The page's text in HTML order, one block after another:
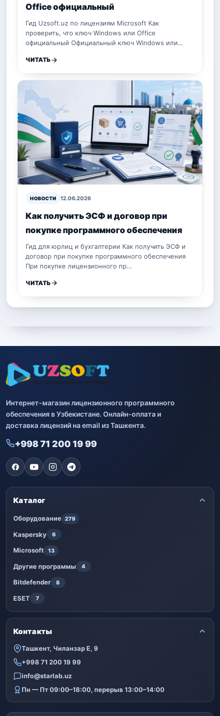
Office официальный
Гид Uzsoft.uz по лицензиям Microsoft Как
проверить, что ключ Windows или Office
официальный Официальный ключ Windows или…
ЧИТАТЬ
НОВОСТИ 12.06.2026
Как получить ЭСФ и договор при
покупке программного обеспечения
Гид для юрлиц и бухгалтерии Как получить ЭСФ и
договор при покупке программного обеспечения
При покупке лицензионного пр…
ЧИТАТЬ
Интернет-магазин лицензионного программного
обеспечения в Узбекистане. Онлайн-оплата и
доставка лицензий на email из Ташкента.
+998 71 200 19 99
Каталог
Оборудование 279
Kaspersky 6
Microsoft 13
Другие программы 4
Bitdefender 8
ESET 7
Контакты
Ташкент, Чиланзар Е, 9
+998 71 200 19 99
info@starlab.uz
Пн — Пт 09:00–18:00, перерыв 13:00–14:00